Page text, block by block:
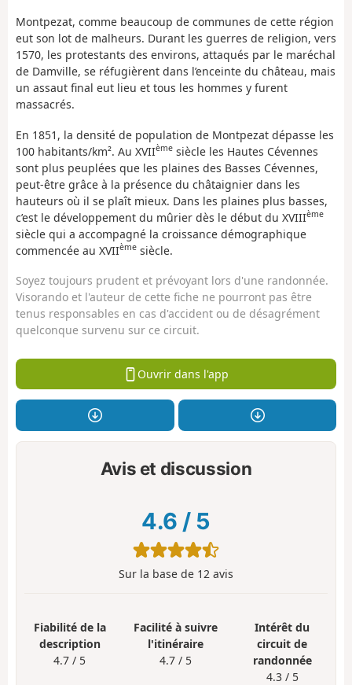
Montpezat, comme beaucoup de communes de cette région
eut son lot de malheurs. Durant les guerres de religion, vers
1570, les protestants des environs, attaqués par le maréchal
de Damville, se réfugièrent dans l’enceinte du château, mais
un assaut final eut lieu et tous les hommes y furent
massacrés.
En 1851, la densité de population de Montpezat dépasse les
100 habitants/km². Au XVIIème siècle les Hautes Cévennes
sont plus peuplées que les plaines des Basses Cévennes,
peut-être grâce à la présence du châtaignier dans les
hauteurs où il se plaît mieux. Dans les plaines plus basses,
c’est le développement du mûrier dès le début du XVIIIème
siècle qui a accompagné la croissance démographique
commencée au XVIIème siècle.
Soyez toujours prudent et prévoyant lors d'une randonnée.
Visorando et l'auteur de cette fiche ne pourront pas être
tenus responsables en cas d'accident ou de désagrément
quelconque survenu sur ce circuit.
Ouvrir dans l'app
Avis et discussion
4.6 / 5
Sur la base de 12 avis
Fiabilité de la
description
4.7 / 5
Facilité à suivre
l'itinéraire
4.7 / 5
Intérêt du
circuit de
randonnée
4.3 / 5